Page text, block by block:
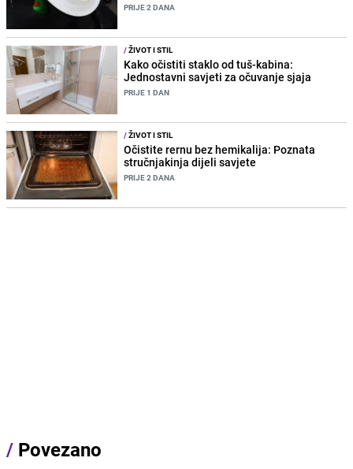
PRIJE 2 DANA
/ŽIVOT I STIL
Kako očistiti staklo od tuš-kabina:
Jednostavni savjeti za očuvanje sjaja
PRIJE 1 DAN
/ŽIVOT I STIL
Očistite rernu bez hemikalija: Poznata
stručnjakinja dijeli savjete
PRIJE 2 DANA
/ Povezano